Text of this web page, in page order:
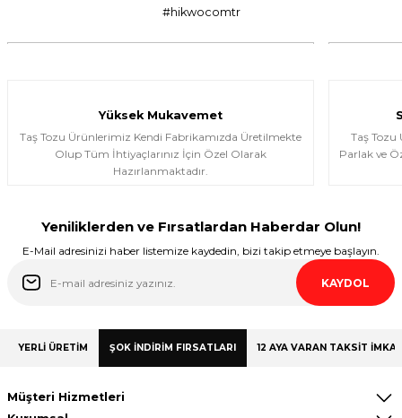
Halema Elyasen | 19/01/2026
#hikwocomtr
Yüksek Mukavemet
Taş Tozu Ürünlerimiz Kendi Fabrikamızda Üretilmekte
Olup Tüm İhtiyaçlarınız İçin Özel Olarak
Hazırlanmaktadır.
Taş
Parlak ve
Yeniliklerden ve Fırsatlardan Haberdar Olun!
E-Mail adresinizi haber listemize kaydedin, bizi takip etmeye başlayın.
KAYDOL
YERLİ ÜRETİM ŞOK İNDİRİM FIRSATLARI 12 AYA VARAN TAKSİT
Müşteri Hizmetleri